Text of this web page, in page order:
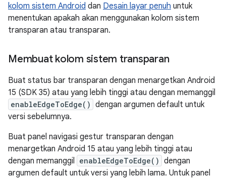
kolom sistem Android dan Desain layar penuh untuk
menentukan apakah akan menggunakan kolom sistem
transparan atau transparan.
Membuat kolom sistem transparan
Buat status bar transparan dengan menargetkan Android
15 (SDK 35) atau yang lebih tinggi atau dengan memanggil
enableEdgeToEdge() dengan argumen default untuk
versi sebelumnya.
Buat panel navigasi gestur transparan dengan
menargetkan Android 15 atau yang lebih tinggi atau
dengan memanggil enableEdgeToEdge() dengan
argumen default untuk versi yang lebih lama. Untuk panel